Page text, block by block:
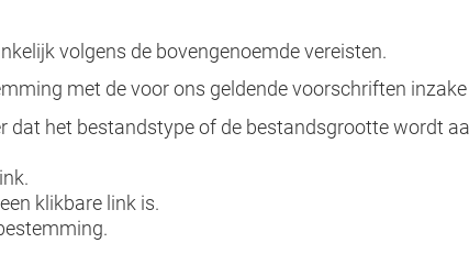
volgens de bovengenoemde vereisten.
met de voor ons geldende voorschriften
dat het bestandstype of de bestandsgrootte wordt
klikbare link is.